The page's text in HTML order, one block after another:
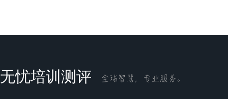
无忧培训测评